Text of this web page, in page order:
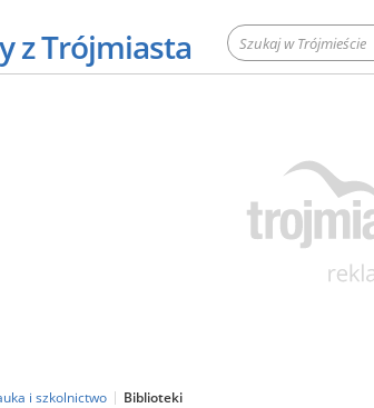
z Trójmiasta
i szkolnictwo Biblioteki